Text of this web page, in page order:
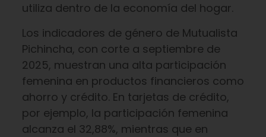
utiliza dentro de la economía del hogar.
Los indicadores de género de Mutualista
Pichincha, con corte a septiembre de
2025, muestran una alta participación
femenina en productos financieros como
ahorro y crédito. En tarjetas de crédito,
por ejemplo, la participación femenina
alcanza el 32,88%, mientras que en